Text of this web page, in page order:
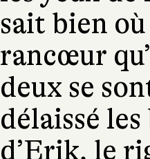
sait bien
rancœur
deux se
délaissé
d’Erik, le